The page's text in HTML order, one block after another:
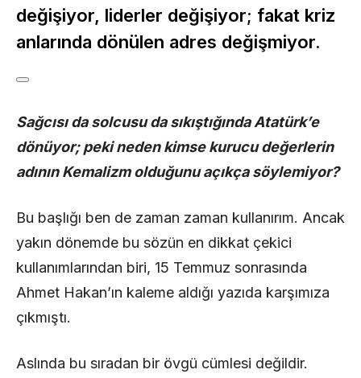
değişiyor, liderler değişiyor; fakat kriz
anlarında dönülen adres değişmiyor.
Sağcısı da solcusu da sıkıştığında Atatürk’e
dönüyor; peki neden kimse kurucu değerlerin
adının Kemalizm olduğunu açıkça söylemiyor?
Bu başlığı ben de zaman zaman kullanırım. Ancak
yakın dönemde bu sözün en dikkat çekici
kullanımlarından biri, 15 Temmuz sonrasında
Ahmet Hakan’ın kaleme aldığı yazıda karşımıza
çıkmıştı.
Aslında bu sıradan bir övgü cümlesi değildir.